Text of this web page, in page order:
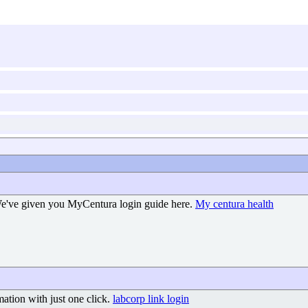
given you MyCentura login guide here. My centura health
with just one click. labcorp link login